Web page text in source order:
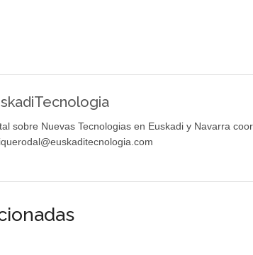
sobre Nuevas Tecnologias en Euskadi y Navarra